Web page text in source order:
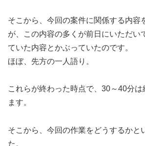
そこから、今回の案件に関係する内容
が、この内容の多くが前日にいただい
ていた内容とかぶっていたのです。
ほぼ、先方の一人語り。
これらが終わった時点で、30～40分
ます。
そこから、今回の作業をどうするかと
た。